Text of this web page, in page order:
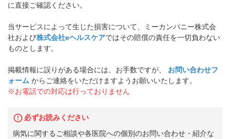
に直接ご確認ください。
当サービスによって生じた損害について、ミーカンパニー株式会
社および株式会社eヘルスケアではその賠償の責任を一切負わない
ものとします。
掲載情報に誤りがある場合には、お手数ですが、
お問い合わせフ
ォーム からご連絡をいただけますようお願いいたします。
※お電話での対応は行っておりません
必ずお読みください
病気に関するご相談や各医院への個別のお問い合わせ・紹介な